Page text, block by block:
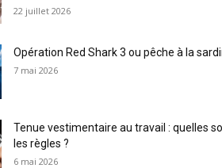
22 juillet 2026
Opération Red Shark 3 ou pêche à la
7 mai 2026
Tenue vestimentaire au travail : quelles
les règles ?
6 mai 2026